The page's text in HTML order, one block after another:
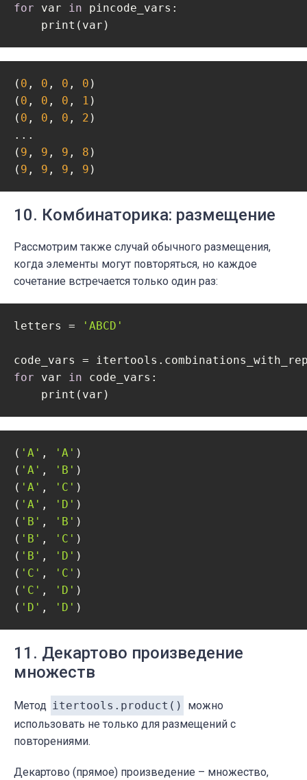
for var in pincode_vars:
    print(var)
( 0 , 0 , 0 , 0 )
( 0 , 0 , 0 , 1 )
( 0 , 0 , 0 , 2 )
...
( 9 , 9 , 9 , 8 )
( 9 , 9 , 9 , 9 )
10. Комбинаторика: размещение
Рассмотрим также случай обычного размещения,
когда элементы могут повторяться, но каждое
сочетание встречается только один раз:
letters = 'ABCD'
code_vars =
for var in code_vars:
    print(var)
( 'A' , 'A' )
( 'A' , 'B' )
( 'A' , 'C' )
( 'A' , 'D' )
( 'B' , 'B' )
( 'B' , 'C' )
( 'B' , 'D' )
( 'C' , 'C' )
( 'C' , 'D' )
( 'D' , 'D' )
11. Декартово произведение
множеств
Метод itertools.product()
можно
использовать не только для размещений с
повторениями.
Декартово (прямое) произведение – множество,